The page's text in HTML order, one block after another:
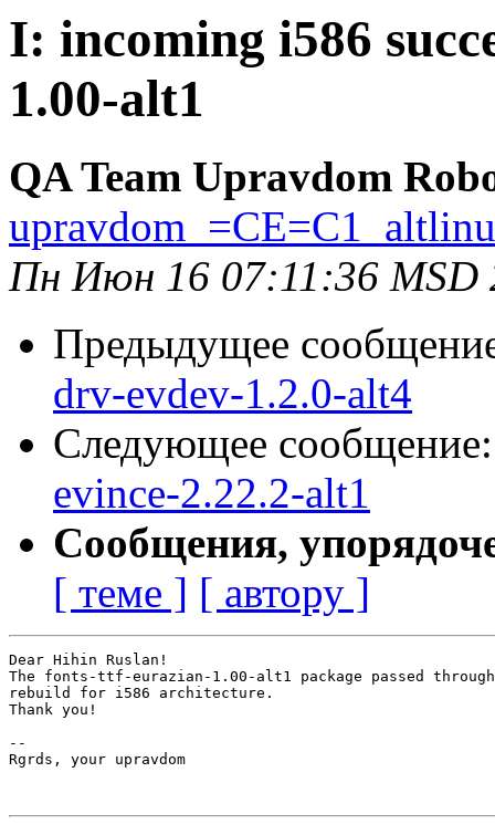
I: incoming i586
1.00-alt1
QA Team Upravdom
Пн Июн 16 07:11:36 MSD
Предыдущее
drv-evdev-1.2.0-alt4
Следующее
evince-2.22.2-alt1
Сообщения,
[ теме ] [ автору ]
Dear Hihin Ruslan!
The fonts-ttf-eurazian-1.00-alt1 package passed through
rebuild for i586 architecture.
Thank you!
--
Rgrds, your upravdom